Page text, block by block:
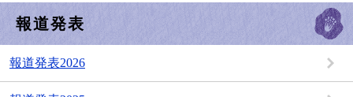
報道発表
報道発表2026